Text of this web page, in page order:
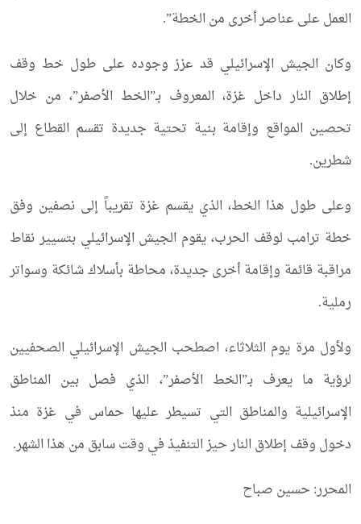
العمل على عناصر أخرى من الخطة”.
وكان الجيش الإسرائيلي قد عزز وجوده على طول خط وقف
إطلاق النار داخل غزة، المعروف بـ”الخط الأصفر”، من خلال
تحصين المواقع وإقامة بنية تحتية جديدة تقسم القطاع إلى
شطرين.
وعلى طول هذا الخط، الذي يقسم غزة تقريباً إلى نصفين وفق
خطة ترامب لوقف الحرب، يقوم الجيش الإسرائيلي بتسيير نقاط
مراقبة قائمة وإقامة أخرى جديدة، محاطة بأسلاك شائكة وسواتر
رملية.
ولأول مرة يوم الثلاثاء، اصطحب الجيش الإسرائيلي الصحفيين
لرؤية ما يعرف بـ”الخط الأصفر”، الذي فصل بين المناطق
الإسرائيلية والمناطق التي تسيطر عليها حماس في غزة منذ
دخول وقف إطلاق النار حيز التنفيذ في وقت سابق من هذا الشهر.
المحرر: حسين صباح​​​​​​​​​​​​​​​​